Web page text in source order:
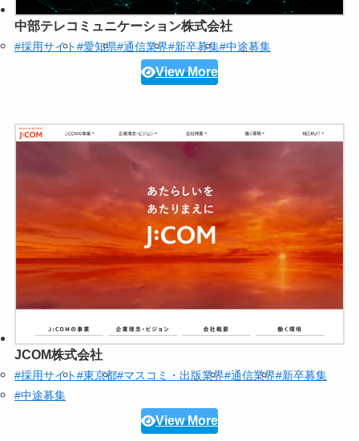
中部テレコミュニケーション株式会社
#採用サイト#愛知県#通信業界#新卒募集#中途募集
View More
JCOM株式会社
#採用サイト#東京都#マスコミ・出版業界#通信業界#新卒募集
#中途募集
View More